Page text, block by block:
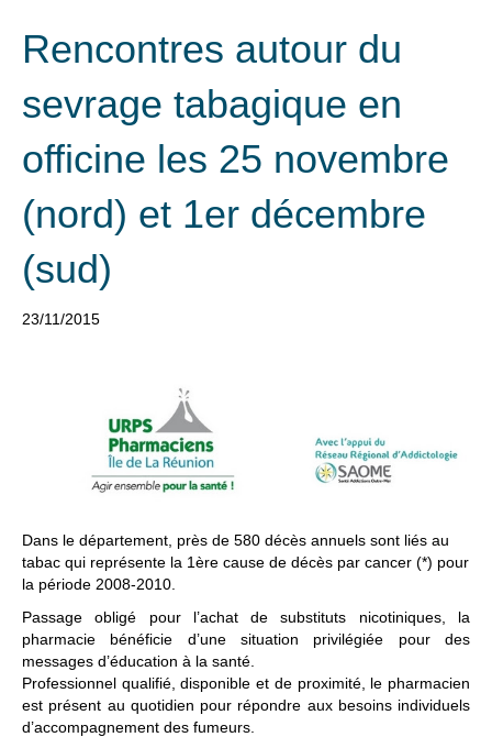
Rencontres autour du
sevrage tabagique en
officine les 25 novembre
(nord) et 1er décembre
(sud)
23/11/2015
Dans le département, près de 580 décès annuels sont liés au
tabac qui représente la 1ère cause de décès par cancer (*) pour
la période 2008-2010.
Passage obligé pour l’achat de substituts nicotiniques, la
pharmacie bénéficie d’une situation privilégiée pour des
messages d’éducation à la santé.
Professionnel qualifié, disponible et de proximité, le pharmacien
est présent au quotidien pour répondre aux besoins individuels
d’accompagnement des fumeurs.